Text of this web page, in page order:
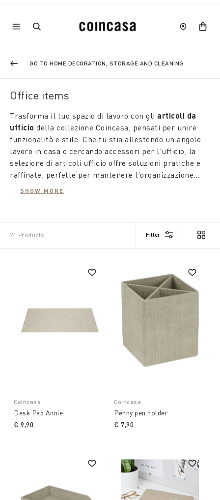
GO TO HOME DECORATION, STORAGE AND CLEANING
Office items
Trasforma il tuo spazio di lavoro con gli articoli da
ufficio della collezione Coincasa, pensati per unire
funzionalità e stile. Che tu stia allestendo un angolo
lavoro in casa o cercando accessori per l'ufficio, la
selezione di articoli ufficio offre soluzioni pratiche e
raffinate, perfette per mantenere l'organizzazione
senza rinunciare all’eleganza.
SHOW MORE
21 Products Filter
Coincasa
Desk Pad Annie
€ 9,90
Coincasa
Penny pen holder
€ 7,90